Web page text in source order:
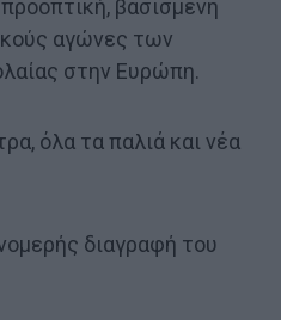
βασισμένη
αγώνες των
στην Ευρώπη.
όλα τα παλιά και νέα
διαγραφή του